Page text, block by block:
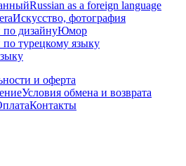
Russian as a foreign language
Искусство, фотография
дизайнуЮмор
турецкому языку
и оферта
Условия обмена и возврата
Контакты